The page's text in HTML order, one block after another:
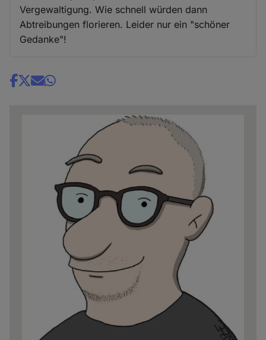
Vergewaltigung. Wie schnell würden dann
Abtreibungen florieren. Leider nur ein "schöner
Gedanke"!
Share